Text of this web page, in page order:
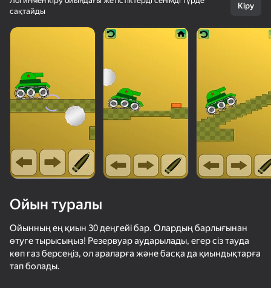
сақтайды
Кіру
Ойын туралы
Ойынның ең қиын 30 деңгейі бар. Олардың барлығынан
өтуге тырысыңыз! Резервуар аударылады, егер сіз тауда
көп газ берсеңіз, ол араларға және басқа да қиындықтарға
тап болады.